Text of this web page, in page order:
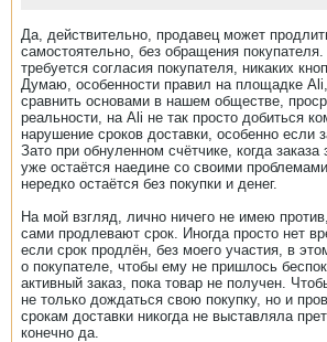
Да, действительно, продавец может
самостоятельно, без обращения
требуется согласия покупателя, никаких
Думаю, особенности правил на площадке
сравнить основами в нашем обществе,
реальности, на Ali не так просто добиться
нарушение сроков доставки, особенно если
Зато при обнуленном счётчике, когда заказа
уже остаётся наедине со своими
нередко остаётся без покупки и денег.
На мой взгляд, лично ничего не имею
сами продлевают срок. Иногда просто нет
если срок продлён, без моего участия, в
о покупателе, чтобы ему не пришлось
активный заказ, пока товар не получен.
не только дождаться свою покупку, но и
срокам доставки никогда не выставляла
конечно да.